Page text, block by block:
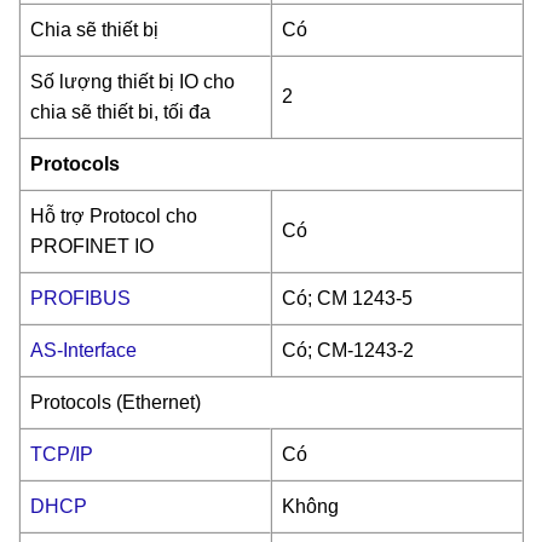
Chia sẽ thiết bị Có
Số lượng thiết bị IO cho
chia sẽ thiết bi, tối đa
2
Protocols
Hỗ trợ Protocol cho
PROFINET IO
Có
PROFIBUS Có; CM 1243-5
AS-Interface Có; CM-1243-2
Protocols (Ethernet)
TCP/IP Có
DHCP Không